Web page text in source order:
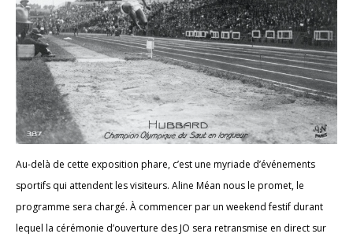
Au-delà de cette exposition phare, c’est une myriade d’événements
sportifs qui attendent les visiteurs. Aline Méan nous le promet, le
programme sera chargé. À commencer par un weekend festif durant
lequel la cérémonie d’ouverture des JO sera retransmise en direct sur